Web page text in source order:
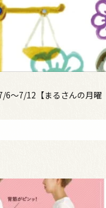
6～7/12【まるさんの月曜